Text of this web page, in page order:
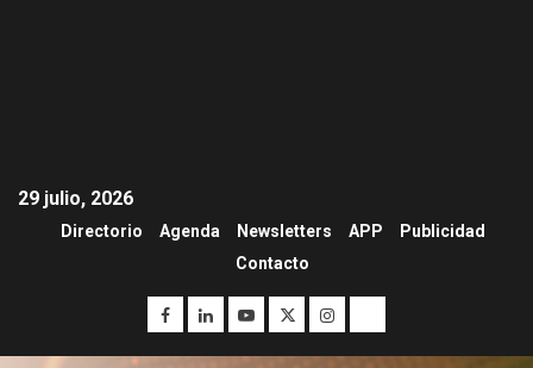
29 julio, 2026
Directorio Agenda Newsletters APP
Publicidad
Contacto